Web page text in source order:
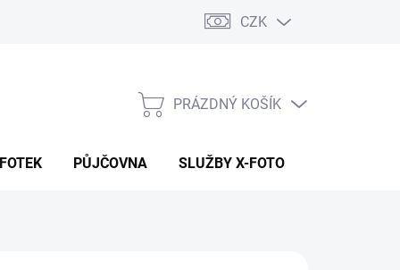
CZK
NÁKUPNÍ
PRÁZDNÝ KOŠÍK
PŮJČOVNA SLUŽBY X-FOTO